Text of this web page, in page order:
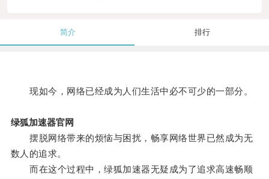
简介 排行
现如今，网络已经成为人们生活中必不可少的一部分。
绿狐加速器官网
摆脱网络带来的烦恼与困扰，畅享网络世界已然成为无
数人的追求。
而在这个过程中，绿狐加速器无疑成为了追求高速畅顺